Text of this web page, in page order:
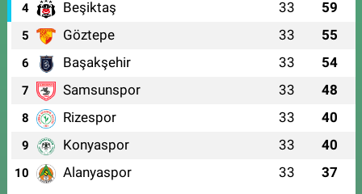
4 Beşiktaş 33 59
5 Göztepe 33 55
6 Başakşehir 33 54
7 Samsunspor 33 48
8 Rizespor 33 40
9 Konyaspor 33 40
10 Alanyaspor 33 37